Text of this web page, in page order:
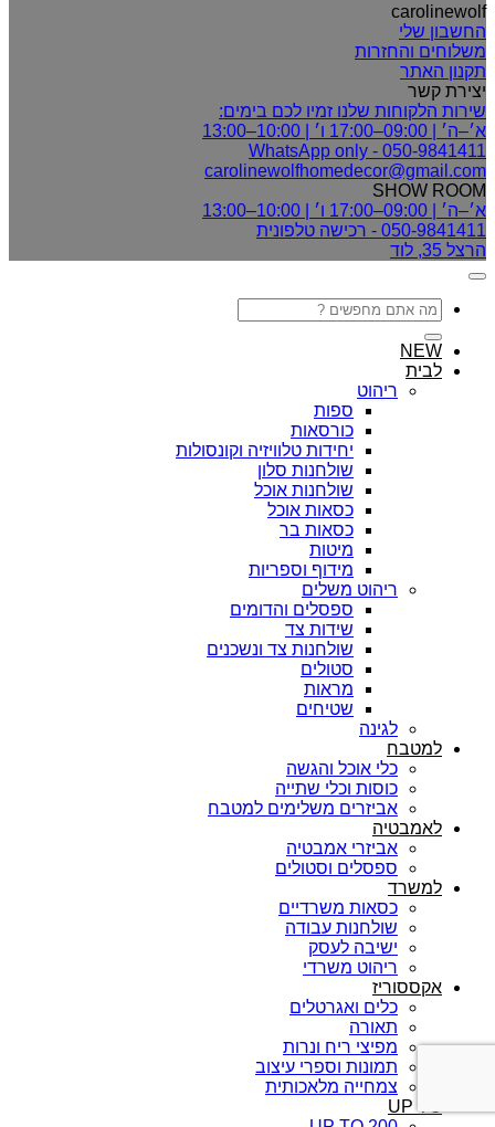
carolinewolf
החשבון שלי
משלוחים והחזרות
תקנון האתר
יצירת קשר
שירות הלקוחות שלנו זמיו לכם בימים:
א׳–ה׳ | 09:00–17:00 ו׳ | 10:00–13:00
050-9841411 - WhatsApp only
carolinewolfhomedecor@gmail.com
SHOW ROOM
א׳–ה׳ | 09:00–17:00 ו׳ | 10:00–13:00
050-9841411 - רכישה טלפונית
הרצל 35, לוד
חיפוש
עבור:
NEW
לבית
ריהוט
ספות
כורסאות
יחידות טלוויזיה וקונסולות
שולחנות סלון
שולחנות אוכל
כסאות אוכל
כסאות בר
מיטות
מידוף וספריות
ריהוט משלים
ספסלים והדומים
שידות צד
שולחנות צד ונשכנים
סטולים
מראות
שטיחים
לגינה
למטבח
כלי אוכל והגשה
כוסות וכלי שתייה
אביזרים משלימים למטבח
לאמבטיה
אביזרי אמבטיה
ספסלים וסטולים
למשרד
כסאות משרדיים
שולחנות עבודה
ישיבה לעסק
ריהוט משרדי
אקססוריז
כלים ואגרטלים
תאורה
מפיצי ריח ונרות
תמונות וספרי עיצוב
צמחייה מלאכותית
UP TO